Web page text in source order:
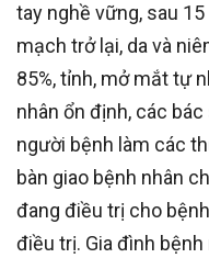
tay nghề vững, sau
mạch trở lại, da và
85%, tỉnh, mở mắt tự
nhân ổn định, các
người bệnh làm các
bàn giao bệnh nhân
đang điều trị cho
điều trị. Gia đình